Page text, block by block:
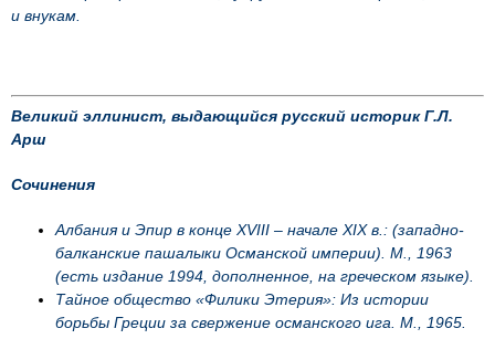
и внукам.
Великий эллинист, выдающийся русский историк Г.Л.
Арш
Сочинения
Албания и Эпир в конце XVIII – начале XIX в.: (западно-
балканские пашалыки Османской империи). М., 1963
(есть издание 1994, дополненное, на греческом языке).
Тайное общество «Филики Этерия»: Из истории
борьбы Греции за свержение османского ига. М., 1965.